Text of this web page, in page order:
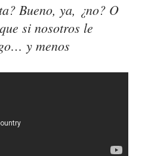
Bueno, ya, ¿no? O
si nosotros le
y menos